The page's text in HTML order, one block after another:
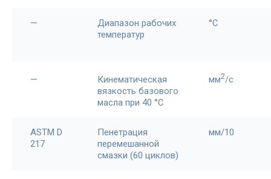
—
Диапазон рабочих
температур
°С
—
Кинематическая
вязкость базового
масла при 40 °С
мм2/c
ASTM D
217
Пенетрация
перемешанной
смазки (60 циклов)
мм/10